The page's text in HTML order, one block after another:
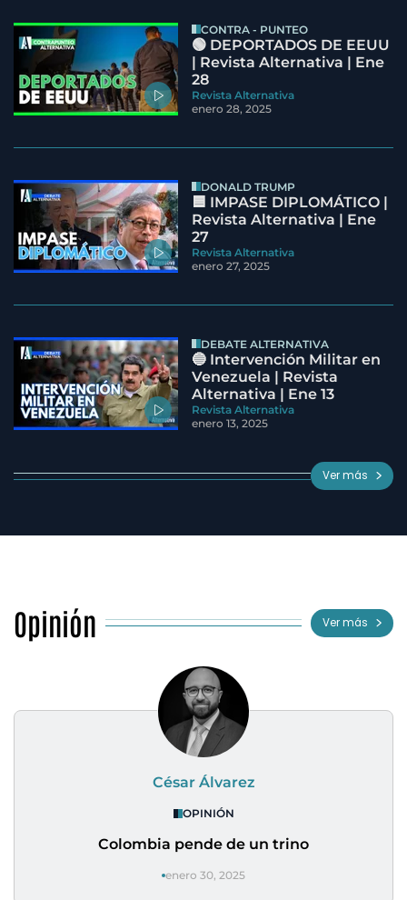
CONTRA - PUNTEO
🟢 DEPORTADOS DE EEUU
| Revista Alternativa | Ene
28
Revista Alternativa
enero 28, 2025
DONALD TRUMP
🟦 IMPASE DIPLOMÁTICO |
Revista Alternativa | Ene
27
Revista Alternativa
enero 27, 2025
DEBATE ALTERNATIVA
🔵 Intervención Militar en
Venezuela | Revista
Alternativa | Ene 13
Revista Alternativa
enero 13, 2025
Ver más
Opinión Ver más
César Álvarez
OPINIÓN
Colombia pende de un trino
enero 30, 2025